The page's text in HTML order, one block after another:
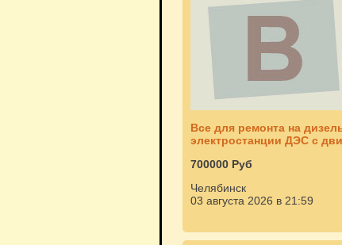
Все для ремонта на
электростанции ДЭС с дви
700000 Руб
Челябинск
03 августа 2026 в 21:59